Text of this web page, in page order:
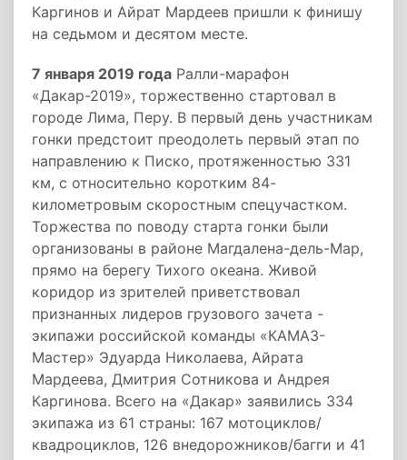
Каргинов и Айрат Мардеев пришли к финишу
на седьмом и десятом месте.
7 января 2019 года Ралли-марафон
«Дакар-2019», торжественно стартовал в
городе Лима, Перу. В первый день участникам
гонки предстоит преодолеть первый этап по
направлению к Писко, протяженностью 331
км, с относительно коротким 84-
километровым скоростным спецучастком.
Торжества по поводу старта гонки были
организованы в районе Магдалена-дель-Мар,
прямо на берегу Тихого океана. Живой
коридор из зрителей приветствовал
признанных лидеров грузового зачета -
экипажи российской команды «КАМАЗ-
Мастер» Эдуарда Николаева, Айрата
Мардеева, Дмитрия Сотникова и Андрея
Каргинова. Всего на «Дакар» заявились 334
экипажа из 61 страны: 167 мотоциклов/
квадроциклов, 126 внедорожников/багги и 41